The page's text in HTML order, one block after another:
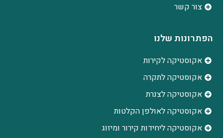
צור קשר
הפתרונות שלנו
אקוסטיקה לקירות
אקוסטיקה לתקרה
אקוסטיקה לצנרת
אקוסטיקה לאולפן הקלטות
‫אקוסטיקה ליחידות קירור ומיזוג